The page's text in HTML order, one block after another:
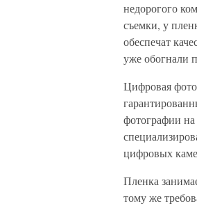
недорогого
съемки, у
обеспечат
уже обогнали
Цифровая
фотографии
цифровых
Пленка
тому же